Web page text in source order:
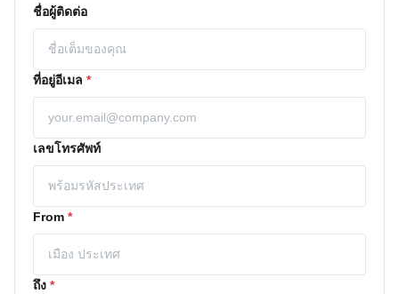
ชื่อผู้ติดต่อ
ที่อยู่อีเมล *
เลขโทรศัพท์
From *
ถึง *